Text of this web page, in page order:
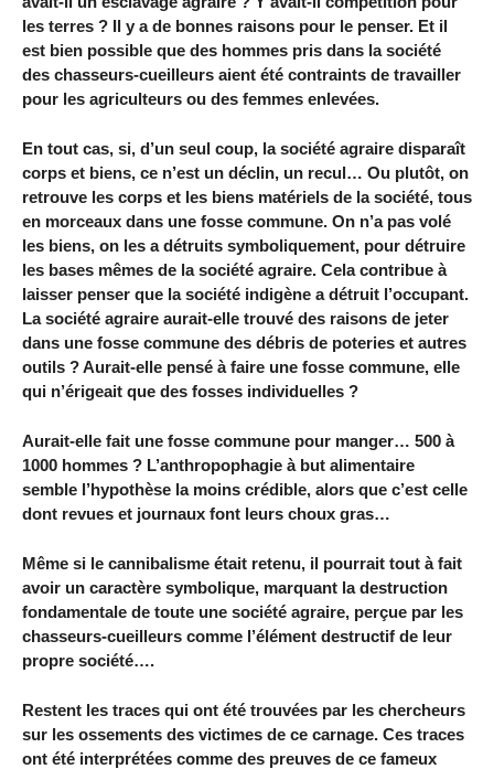
les terres ? Il y a de bonnes raisons pour le penser. Et il
est bien possible que des hommes pris dans la société
des chasseurs-cueilleurs aient été contraints de travailler
pour les agriculteurs ou des femmes enlevées.
En tout cas, si, d’un seul coup, la société agraire disparaît
corps et biens, ce n’est un déclin, un recul… Ou plutôt, on
retrouve les corps et les biens matériels de la société, tous
en morceaux dans une fosse commune. On n’a pas volé
les biens, on les a détruits symboliquement, pour détruire
les bases mêmes de la société agraire. Cela contribue à
laisser penser que la société indigène a détruit l’occupant.
La société agraire aurait-elle trouvé des raisons de jeter
dans une fosse commune des débris de poteries et autres
outils ? Aurait-elle pensé à faire une fosse commune, elle
qui n’érigeait que des fosses individuelles ?
Aurait-elle fait une fosse commune pour manger… 500 à
1000 hommes ? L’anthropophagie à but alimentaire
semble l’hypothèse la moins crédible, alors que c’est celle
dont revues et journaux font leurs choux gras…
Même si le cannibalisme était retenu, il pourrait tout à fait
avoir un caractère symbolique, marquant la destruction
fondamentale de toute une société agraire, perçue par les
chasseurs-cueilleurs comme l’élément destructif de leur
propre société….
Restent les traces qui ont été trouvées par les chercheurs
sur les ossements des victimes de ce carnage. Ces traces
ont été interprétées comme des preuves de ce fameux